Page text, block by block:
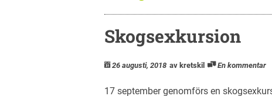
Skogsexkursion
26 augusti, 2018 av kretskil En kommentar
17 september genomförs en